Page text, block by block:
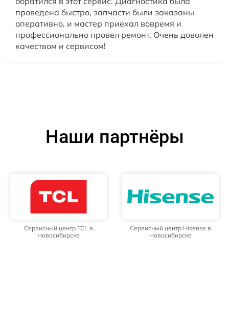
проведена быстро, запчасти были заказаны
оперативно, и мастер приехал вовремя и
профессионально провел ремонт. Очень доволен
качеством и сервисом!
Наши партнёры
Сервисный центр TCL в
Новосибирске
Сервисный центр Hisense в
Новосибирске